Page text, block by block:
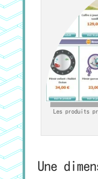
Les produits
Une